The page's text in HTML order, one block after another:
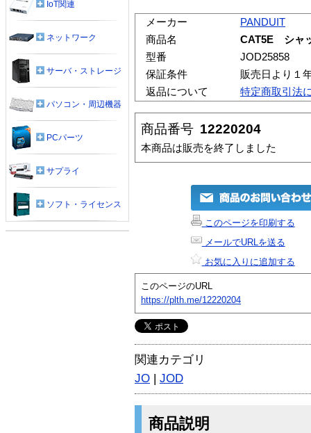
メーカー
PANDUIT
商品名
CAT5E シャ
型番
JOD25858
保証条件
販売日より１
返品について
特定商取引法
商品番号 12220204
本商品は販売を終了しました
このページを印刷する
メールでURLを送る
お気に入りに追加する
このページのURL
https://plth.me/12220204
関連カテゴリ
JO | JOD
商品説明
IoT関連
ネットワーク
サーバ・ストレージ
パソコン・周辺機器
PCパーツ
サプライ
ソフト・ライセンス